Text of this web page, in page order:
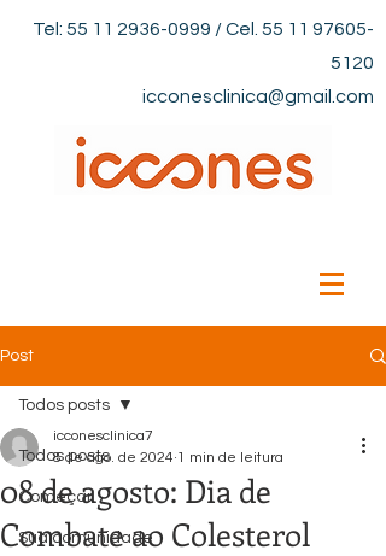
Tel: 55 11 2936-0999 / Cel. 55 11 97605-
5120
icconesclinica@gmail.com
Post
Todos posts
Começar
Sua comunidade
Todos posts
08 de agosto: Dia de
Combate ao Colesterol
icconesclinica7
8 de ago. de 2024 1 min de leitura